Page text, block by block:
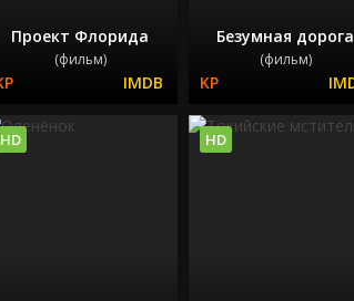
Проект Флорида
(фильм)
Безумная дорога
(фильм)
HD HD